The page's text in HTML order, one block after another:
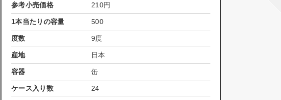
参考小売価格 210円
1本当たりの容量 500
度数 9度
産地 日本
容器 缶
ケース入り数 24